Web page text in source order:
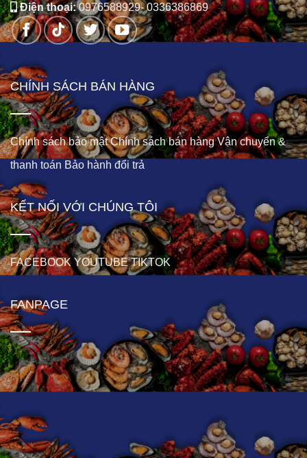
Điện thoại: 0976588929-0336386869
CHÍNH SÁCH BÁN HÀNG
Chính sách bảo mật Chính sách bán hàng Vận chuyển &
thanh toán Bảo hành đổi trả
KẾT NỐI VỚI CHÚNG TÔI
FACEBOOK YOUTUBE TIKTOK
FANPAGE